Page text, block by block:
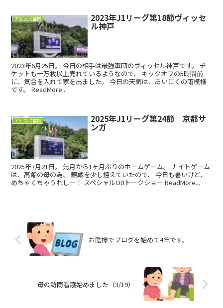
アビスパ福岡 2023年J1リーグ第18節ヴィッセ
ル神戸
2023年6月25日。 今日の相手は最強軍団のヴィッセル神戸です。 チ
ケットも一万枚以上売れているようなので、 キックオフの5時間前
に、気合を入れて家を出ました。 今日の天気は、あいにくの雨模様
です。 ReadMore...
アビスパ福岡 2025年J1リーグ第24節 京都サ
ンガ
2025年7月21日。 先月から1ヶ月ぶりのホームゲーム。 ナイトゲーム
は、高齢の母の為、 観戦を少し控えていたので、 今日も暑いけど、
めちゃくちゃうれしー！ スペシャルOBトークショー ReadMore...
お陰様でブログを始めて4年です。
母の訪問看護始めました（3/19）